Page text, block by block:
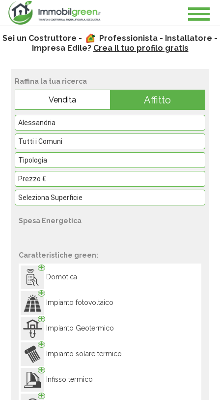
Sei un Costruttore -
Professionista - Installatore -
Impresa Edile? Crea il tuo profilo gratis
Raffina la tua ricerca
Vendita Affitto
Spesa Energetica
Caratteristiche green:
Domotica
Impianto fotovoltaico
Impianto Geotermico
Impianto solare termico
Infisso termico